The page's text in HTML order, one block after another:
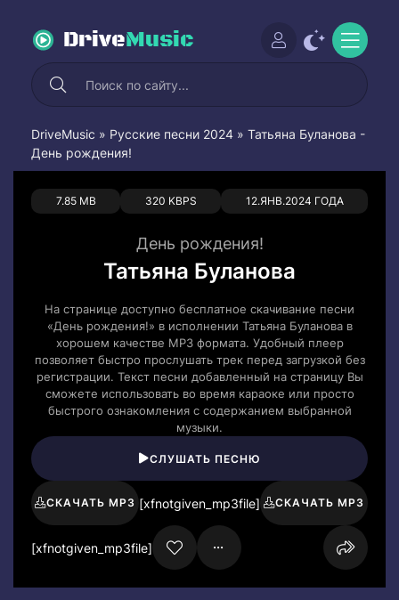
DriveMusic
DriveMusic » Русские песни 2024 » Татьяна Буланова -
День рождения!
7.85 MB 320 KBPS 12.ЯНВ.2024 ГОДА
0 0
День рождения!
Татьяна Буланова
На странице доступно бесплатное скачивание песни
«День рождения!» в исполнении Татьяна Буланова в
хорошем качестве MP3 формата. Удобный плеер
позволяет быстро прослушать трек перед загрузкой без
регистрации. Текст песни добавленный на страницу Вы
сможете использовать во время караоке или просто
быстрого ознакомления с содержанием выбранной
музыки.
СЛУШАТЬ ПЕСНЮ
СКАЧАТЬ MP3 [xfnotgiven_mp3file] СКАЧАТЬ MP3
[xfnotgiven_mp3file]